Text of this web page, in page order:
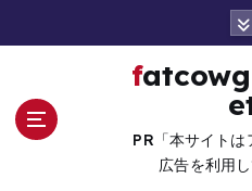
fatcowgames.n
PR「本サイトは
広告を利用し